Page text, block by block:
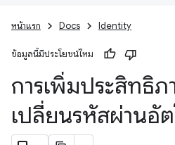
หน้าแรก Docs Identity
ข้อมูลนี้มีประโยชน์ไหม
การเพิ่มประสิทธิ
เปลี่ยนรหัสผ่านอั